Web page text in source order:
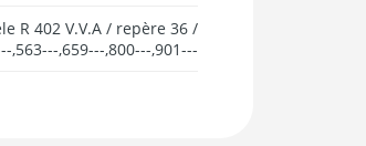
R 402 V.V.A / repère 36 /
,563---,659---,800---,901---